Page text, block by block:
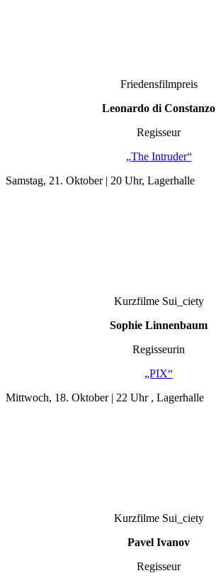
Friedensfilmpreis
Leonardo di Constanzo
Regisseur
„The Intruder“
Samstag, 21. Oktober | 20 Uhr, Lagerhalle
Kurzfilme Sui_ciety
Sophie Linnenbaum
Regisseurin
„PIX“
Mittwoch, 18. Oktober | 22 Uhr , Lagerhalle
Kurzfilme Sui_ciety
Pavel Ivanov
Regisseur